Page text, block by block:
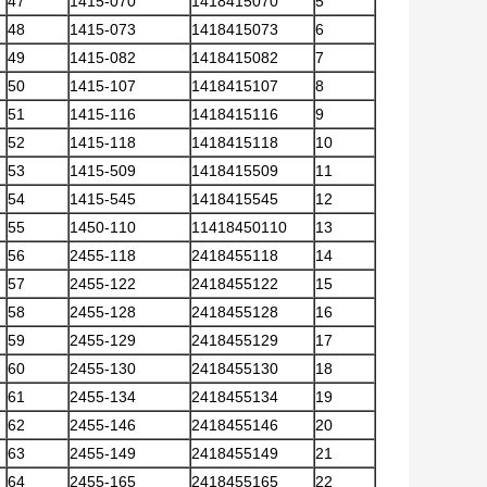
6
1418415073
1415-073
48
7
1418415082
1415-082
49
8
1418415107
1415-107
50
9
1418415116
1415-116
51
10
1418415118
1415-118
52
11
1418415509
1415-509
53
12
1418415545
1415-545
54
13
11418450110
1450-110
55
14
2418455118
2455-118
56
15
2418455122
2455-122
57
16
2418455128
2455-128
58
17
2418455129
2455-129
59
18
2418455130
2455-130
60
19
2418455134
2455-134
61
20
2418455146
2455-146
62
21
2418455149
2455-149
63
22
2418455165
2455-165
64